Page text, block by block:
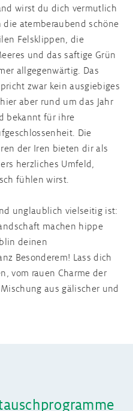
wirst du dich vermutlich
atemberaubend schöne
Felsklippen, die
und das saftige Grün
allgegenwärtig. Das
zwar kein ausgiebiges
aber rund um das Jahr
bekannt für ihre
Die
der Iren bieten dir als
herzliches Umfeld,
fühlen wirst.
unglaublich vielseitig ist:
machen hippe
deinen
Besonderem! Lass dich
vom rauen Charme der
aus gälischer und